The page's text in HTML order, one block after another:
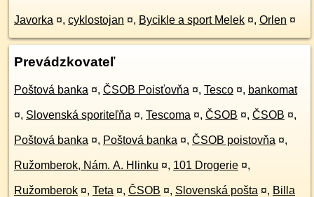
Javorka ¤, cyklostojan ¤, Bycikle a sport Melek ¤, Orlen ¤
Prevádzkovateľ
Poštová banka ¤, ČSOB Poisťovňa ¤, Tesco ¤, bankomat
¤, Slovenská sporiteľňa ¤, Tescoma ¤, ČSOB ¤, ČSOB ¤,
Poštová banka ¤, Poštová banka ¤, ČSOB poistovňa ¤,
Ružomberok, Nám. A. Hlinku ¤, 101 Drogerie ¤,
Ružomberok ¤, Teta ¤, ČSOB ¤, Slovenská pošta ¤, Billa